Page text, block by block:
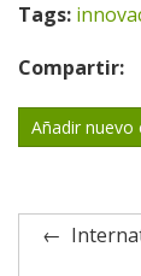
Tags:
Compartir:
Añadir